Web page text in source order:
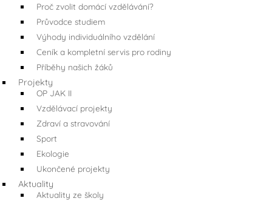
Proč zvolit domácí vzdělávání?
Průvodce studiem
Výhody individuálního vzdělání
Ceník a kompletní servis pro rodiny
Příběhy našich žáků
Projekty
OP JAK II
Vzdělávací projekty
Zdraví a stravování
Sport
Ekologie
Ukončené projekty
Aktuality
Aktuality ze školy